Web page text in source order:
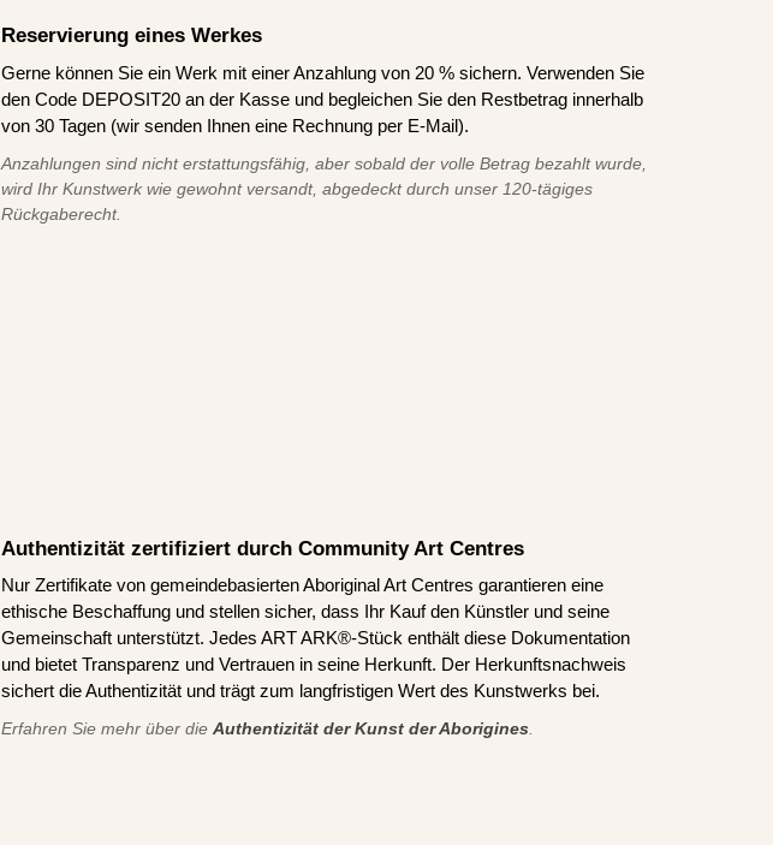
Reservierung eines Werkes
Gerne können Sie ein Werk mit einer Anzahlung von 20 % sichern. Verwenden Sie
den Code DEPOSIT20 an der Kasse und begleichen Sie den Restbetrag innerhalb
von 30 Tagen (wir senden Ihnen eine Rechnung per E-Mail).
Anzahlungen sind nicht erstattungsfähig, aber sobald der volle Betrag bezahlt wurde,
wird Ihr Kunstwerk wie gewohnt versandt, abgedeckt durch unser 120-tägiges
Rückgaberecht.
Authentizität zertifiziert durch Community Art Centres
Nur Zertifikate von gemeindebasierten Aboriginal Art Centres garantieren eine
ethische Beschaffung und stellen sicher, dass Ihr Kauf den Künstler und seine
Gemeinschaft unterstützt. Jedes ART ARK®-Stück enthält diese Dokumentation
und bietet Transparenz und Vertrauen in seine Herkunft. Der Herkunftsnachweis
sichert die Authentizität und trägt zum langfristigen Wert des Kunstwerks bei.
Erfahren Sie mehr über die Authentizität der Kunst der Aborigines.